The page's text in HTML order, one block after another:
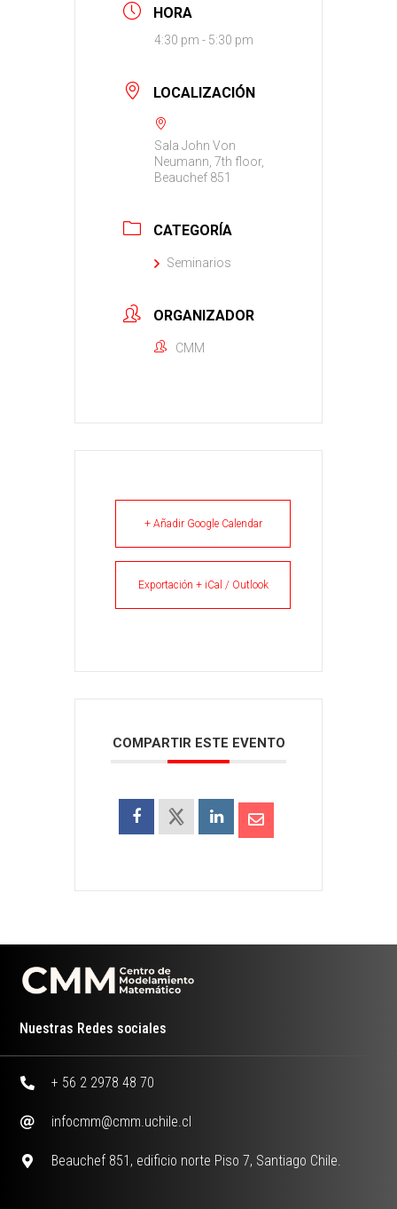
HORA
4:30 pm - 5:30 pm
LOCALIZACIÓN
Sala John Von
Neumann, 7th floor,
Beauchef 851
CATEGORÍA
Seminarios
ORGANIZADOR
CMM
+ Añadir Google Calendar
Exportación + iCal / Outlook
COMPARTIR ESTE EVENTO
Nuestras Redes sociales
+ 56 2 2978 48 70
infocmm@cmm.uchile.cl
Beauchef 851, edificio norte Piso 7, Santiago Chile.